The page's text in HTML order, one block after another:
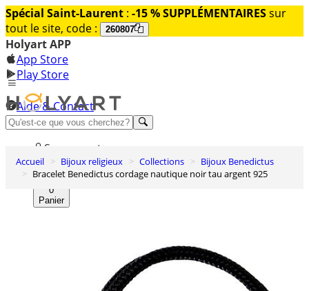
Spécial Saint-Laurent : -15 % SUPPLÉMENTAIRESsur
tout le site, code :
260807
Holyart APP
App Store
Play Store
Aide & Contact
Découvrez Premium
Se connecter
Liste des envies
0
Panier
Accueil Bijoux religieux Collections
Bijoux Benedictus
Bracelet Benedictus cordage nautique noir tau argent 925